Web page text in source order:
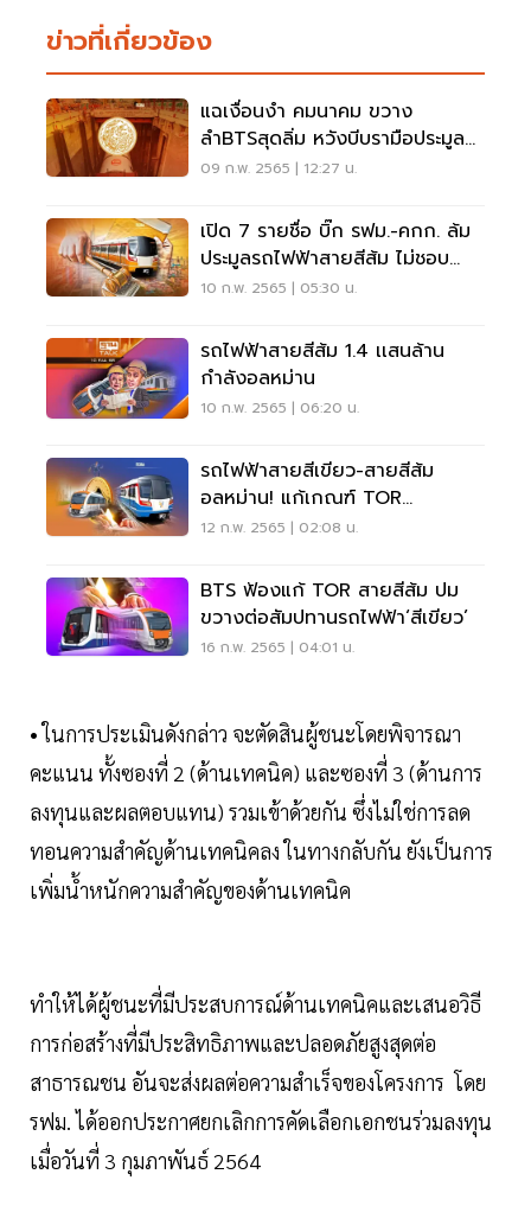
ข่าวที่เกี่ยวข้อง
แฉเงื่อนงำ คมนาคม ขวาง
ลำBTSสุดลิ่ม หวังบีบรามือประมูล
สายสีส้ม-ถอนฟ้องคดี
09 ก.พ. 2565 | 12:27 น.
เปิด 7 รายชื่อ บิ๊ก รฟม.-คกก. ล้ม
ประมูลรถไฟฟ้าสายสีส้ม ไม่ชอบ
ด้วยกฎหมาย ?
10 ก.พ. 2565 | 05:30 น.
รถไฟฟ้าสายสีส้ม 1.4 เเสนล้าน
กำลังอลหม่าน
10 ก.พ. 2565 | 06:20 น.
รถไฟฟ้าสายสีเขียว-สายสีส้ม
อลหม่าน! แก้เกณฑ์ TOR
น็อค"คมนาคม"
12 ก.พ. 2565 | 02:08 น.
BTS ฟ้องแก้ TOR สายสีส้ม ปม
ขวางต่อสัมปทานรถไฟฟ้า‘สีเขียว’
16 ก.พ. 2565 | 04:01 น.
• ในการประเมินดังกล่าว จะตัดสินผู้ชนะโดยพิจารณา
คะแนน ทั้งซองที่ 2 (ด้านเทคนิค) และซองที่ 3 (ด้านการ
ลงทุนและผลตอบแทน) รวมเข้าด้วยกัน ซึ่งไม่ใช่การลด
ทอนความสำคัญด้านเทคนิคลง ในทางกลับกัน ยังเป็นการ
เพิ่มน้ำหนักความสำคัญของด้านเทคนิค
ทำให้ได้ผู้ชนะที่มีประสบการณ์ด้านเทคนิคและเสนอวิธี
การก่อสร้างที่มีประสิทธิภาพและปลอดภัยสูงสุดต่อ
สาธารณชน อันจะส่งผลต่อความสำเร็จของโครงการ โดย
รฟม. ได้ออกประกาศยกเลิกการคัดเลือกเอกชนร่วมลงทุน
เมื่อวันที่ 3 กุมภาพันธ์ 2564